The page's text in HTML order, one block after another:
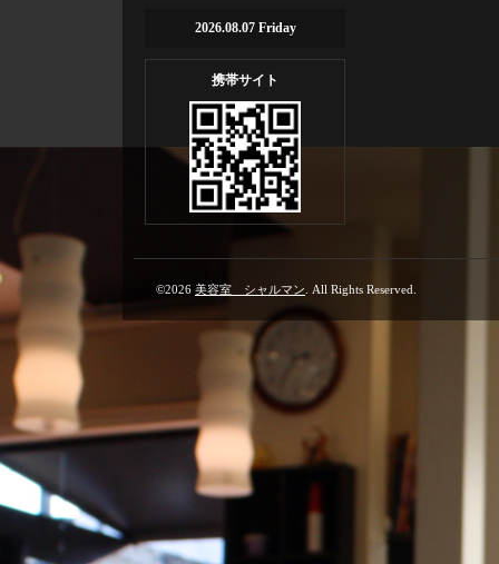
2026.08.07 Friday
携帯サイト
©2026 美容室 シャルマン . All Rights Reserved.